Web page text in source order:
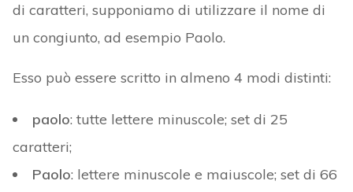
di caratteri, supponiamo di utilizzare il nome di
un congiunto, ad esempio Paolo.
Esso può essere scritto in almeno 4 modi distinti:
paolo: tutte lettere minuscole; set di 25
caratteri;
Paolo: lettere minuscole e maiuscole; set di 66